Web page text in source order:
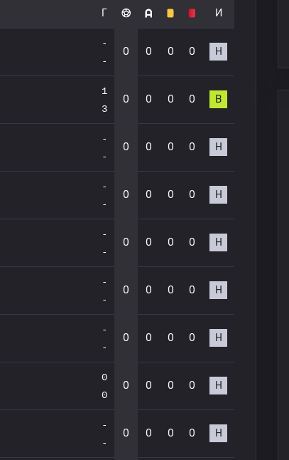
Г И
-
-
0 0 0 0 Н
1
3
0 0 0 0 В
-
-
0 0 0 0 Н
-
-
0 0 0 0 Н
-
-
0 0 0 0 Н
-
-
0 0 0 0 Н
-
-
0 0 0 0 Н
0
0
0 0 0 0 Н
-
-
0 0 0 0 Н